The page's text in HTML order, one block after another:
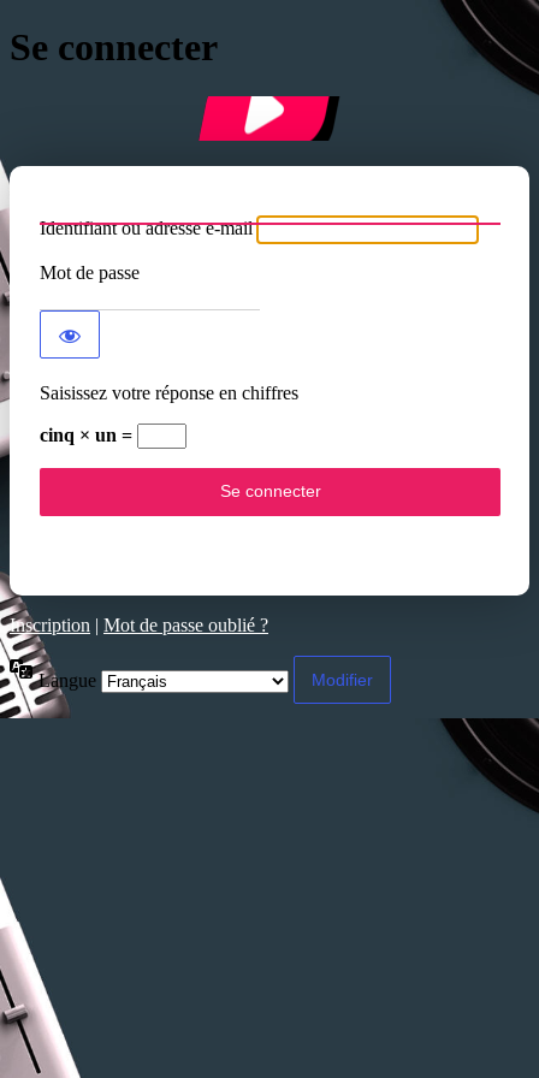
Se connecter
Identifiant ou adresse e-mail
Mot de passe
Saisissez votre réponse en chiffres
cinq × un =
Inscription | Mot de passe oublié ?
Langue